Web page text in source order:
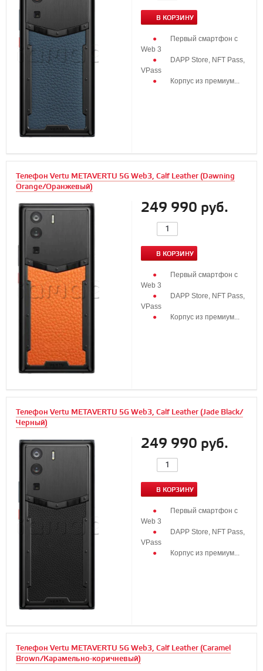
В КОРЗИНУ
Первый смартфон с
Web 3
DAPP Store, NFT Pass,
VPass
Корпус из премиум...
Телефон Vertu METAVERTU 5G Web3, Calf Leather (Dawning
Orange/Оранжевый)
249 990 руб.
В КОРЗИНУ
Первый смартфон с
Web 3
DAPP Store, NFT Pass,
VPass
Корпус из премиум...
Телефон Vertu METAVERTU 5G Web3, Calf Leather (Jade Black/
Черный)
249 990 руб.
В КОРЗИНУ
Первый смартфон с
Web 3
DAPP Store, NFT Pass,
VPass
Корпус из премиум...
Телефон Vertu METAVERTU 5G Web3, Calf Leather (Caramel
Brown/Карамельно-коричневый)